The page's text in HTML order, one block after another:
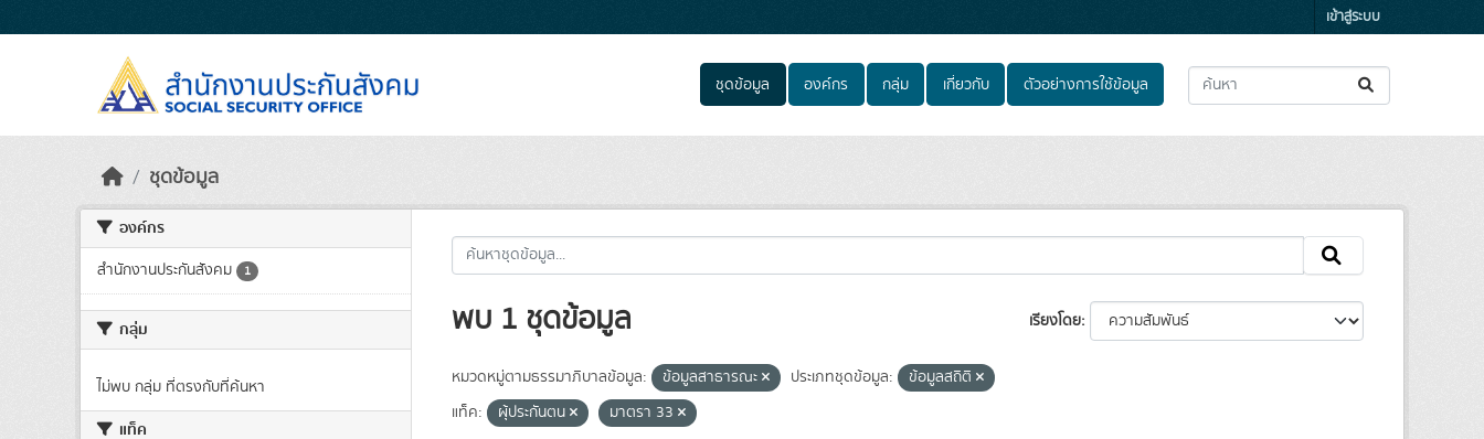
เข้าสู่ระบบ
ชุดข้อมูล องค์กร กลุ่ม เกี่ยวกับ ตัวอย่างการใช้ข้อมูล
ชุดข้อมูล
องค์กร
สำนักงานประกันสังคม 1
กลุ่ม
ไม่พบ กลุ่ม ที่ตรงกับที่ค้นหา
แท็ค
เรียงโดย
พบ 1 ชุดข้อมูล
หมวดหมู่ตามธรรมาภิบาลข้อมูล: ข้อมูลสาธารณะ ประเภทชุดข้อมูล:
ข้อมูลสถิติ
แท็ค:
ผุ้ประกันตน มาตรา 33